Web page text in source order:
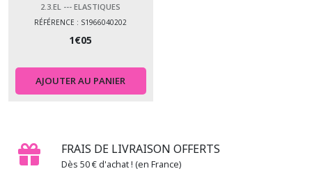
2.3.EL --- ELASTIQUES
RÉFÉRENCE : S1966040202
1€05
AJOUTER AU PANIER
FRAIS DE LIVRAISON OFFERTS
Dès 50 € d'achat ! (en France)